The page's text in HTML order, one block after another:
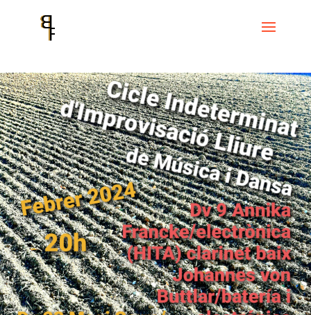
Events
Cicle Indeterminat de improvisació lliure de música i
Cicle Indeterminat d’improvisació Lliure de música i dansa FEBRER